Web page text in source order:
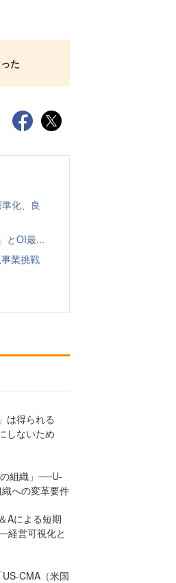
た
化、良
とOI最...
業挑戦
は得られる
しないため
組織」──U-
への変革要件
Aによる短期
経営可視化と
CMA（米国